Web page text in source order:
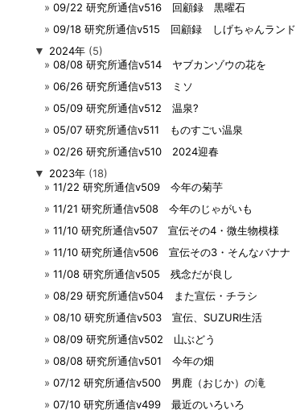
09/22 研究所通信v516 回顧録 黒曜石
09/18 研究所通信v515 回顧録 しげちゃんランド
▼ 2024年(5)
08/08 研究所通信v514 ヤブカンゾウの花を
06/26 研究所通信v513 ミソ
05/09 研究所通信v512 温泉?
05/07 研究所通信v511 ものすごい温泉
02/26 研究所通信v510 2024迎春
▼ 2023年(18)
11/22 研究所通信v509 今年の菊芋
11/21 研究所通信v508 今年のじゃがいも
11/10 研究所通信v507 宣伝その4・微生物模様
11/10 研究所通信v506 宣伝その3・そんなバナナ
11/08 研究所通信v505 残念だが良し
08/29 研究所通信v504 また宣伝・チラシ
08/10 研究所通信v503 宣伝、SUZURI生活
08/09 研究所通信v502 山ぶどう
08/08 研究所通信v501 今年の畑
07/12 研究所通信v500 男鹿（おじか）の滝
07/10 研究所通信v499 最近のいろいろ